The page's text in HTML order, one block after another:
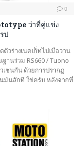
0
ว่าที่คู่แข่ง
ป
วร่างเนคเก็ทไปเมื่อวาน
านร่วม RS660 / Tuono
เช่นกัน ด้วยการปรากฏ
มันสักที ใช่ครับ หลังจากที่